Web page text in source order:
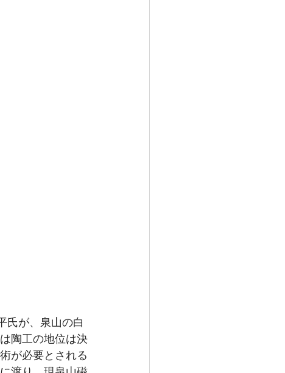
氏が、泉山の白
陶工の地位は決
が必要とされる